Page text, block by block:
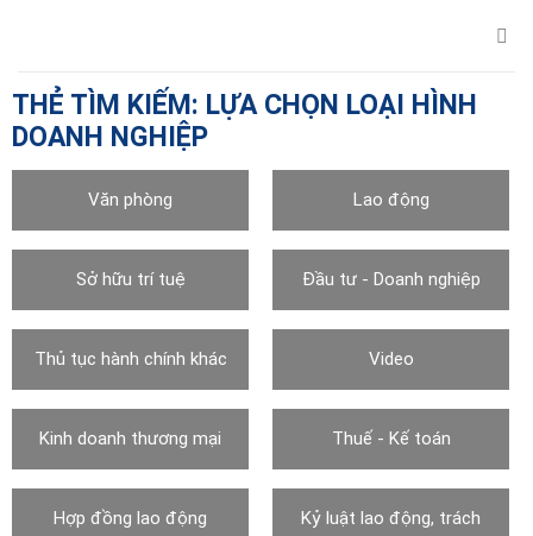
dung
THẺ TÌM KIẾM: LỰA CHỌN LOẠI HÌNH
DOANH NGHIỆP
Văn phòng Lao động
Sở hữu trí tuệ Đầu tư - Doanh nghiệp
Thủ tục hành chính khác Video
Kinh doanh thương mại Thuế - Kế toán
Hợp đồng lao động
Kỷ luật lao động, trách